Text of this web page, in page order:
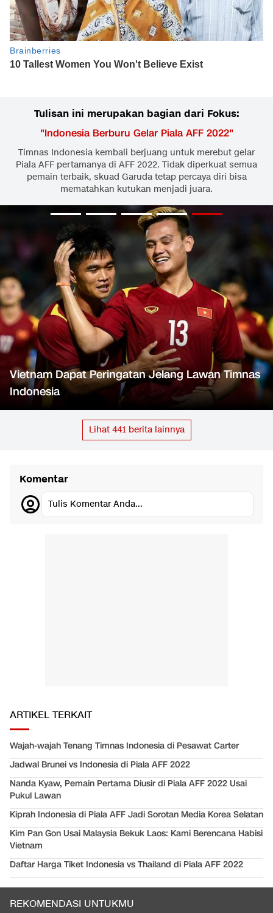
Tulisan ini merupakan bagian dari Fokus:
"Indonesia Berburu Gelar Piala AFF 2022"
Timnas Indonesia kembali berjuang untuk merebut gelar
Piala AFF pertamanya di AFF 2022. Tidak diperkuat semua
pemain terbaik, skuad Garuda tetap percaya diri bisa
mematahkan kutukan menjadi juara.
Vietnam Dapat Peringatan Jelang Lawan Timnas
Indonesia
Lihat 441berita lainnya
Komentar
Tulis Komentar Anda...
ARTIKEL TERKAIT
Wajah-wajah Tenang Timnas Indonesia di Pesawat Carter
Jadwal Brunei vs Indonesia di Piala AFF 2022
Nanda Kyaw, Pemain Pertama Diusir di Piala AFF 2022 Usai
Pukul Lawan
Kiprah Indonesia di Piala AFF Jadi Sorotan Media Korea Selatan
Kim Pan Gon Usai Malaysia Bekuk Laos: Kami Berencana Habisi
Vietnam
Daftar Harga Tiket Indonesia vs Thailand di Piala AFF 2022
REKOMENDASI UNTUKMU